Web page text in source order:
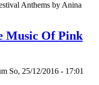
Anthems by Anina
Music Of Pink
So, 25/12/2016 - 17:01